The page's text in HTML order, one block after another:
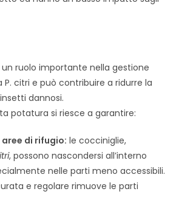
ruolo importante nella gestione
P. citri e può contribuire a ridurre la
dannosi.
potatura si riesce a garantire:
aree di rifugio: le cocciniglie,
, possono nascondersi all’interno
nelle parti meno accessibili.
e regolare rimuove le parti